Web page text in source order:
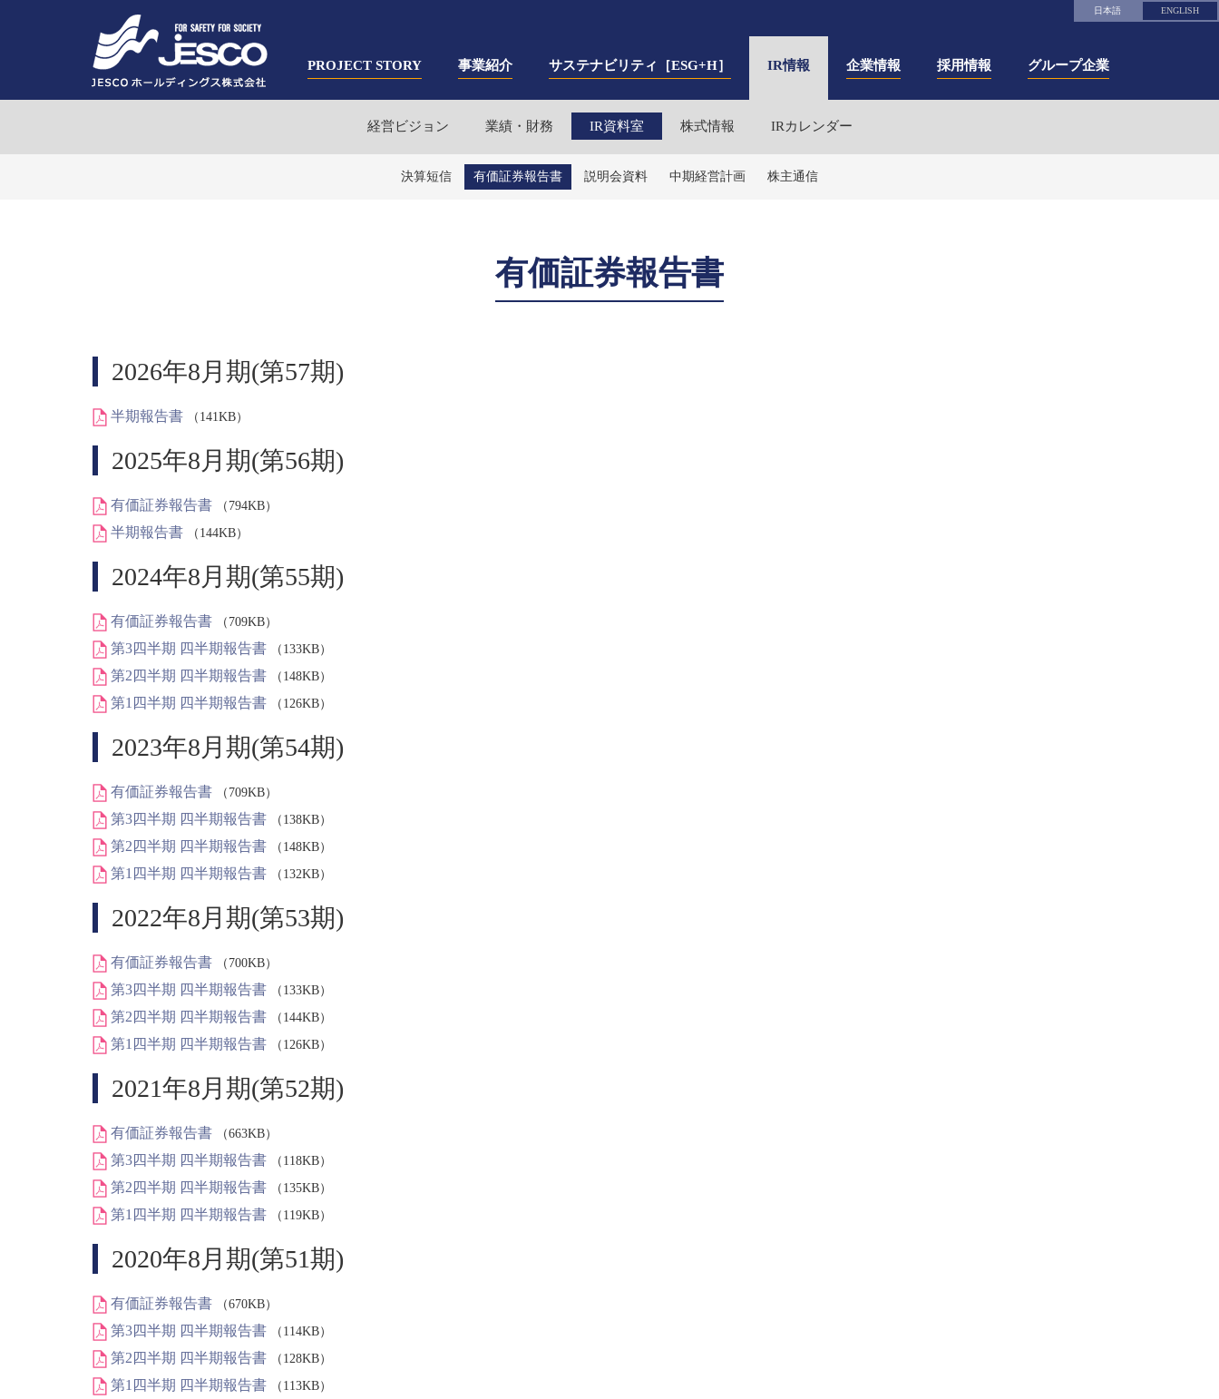
日本語 ENGLISH
PROJECT STORY 事業紹介 サステナビリティ［ESG+H］ IR情報 企業情報 採用情報 グループ企業
経営ビジョン 業績・財務 IR資料室
決算短信 有価証券報告書 説明会資料 中期経営計画 株主通信
株式情報 IRカレンダー
有価証券報告書
2026年8月期(第57期)
半期報告書 （141KB）
2025年8月期(第56期)
有価証券報告書 （794KB）
半期報告書 （144KB）
2024年8月期(第55期)
有価証券報告書 （709KB）
第3四半期 四半期報告書 （133KB）
第2四半期 四半期報告書 （148KB）
第1四半期 四半期報告書 （126KB）
2023年8月期(第54期)
有価証券報告書 （709KB）
第3四半期 四半期報告書 （138KB）
第2四半期 四半期報告書 （148KB）
第1四半期 四半期報告書 （132KB）
2022年8月期(第53期)
有価証券報告書 （700KB）
第3四半期 四半期報告書 （133KB）
第2四半期 四半期報告書 （144KB）
第1四半期 四半期報告書 （126KB）
2021年8月期(第52期)
有価証券報告書 （663KB）
第3四半期 四半期報告書 （118KB）
第2四半期 四半期報告書 （135KB）
第1四半期 四半期報告書 （119KB）
2020年8月期(第51期)
有価証券報告書 （670KB）
第3四半期 四半期報告書 （114KB）
第2四半期 四半期報告書 （128KB）
第1四半期 四半期報告書 （113KB）